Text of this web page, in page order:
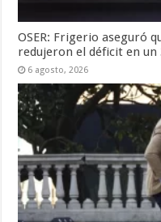
OSER: Frigerio aseguró
redujeron el déficit en un
6 agosto, 2026